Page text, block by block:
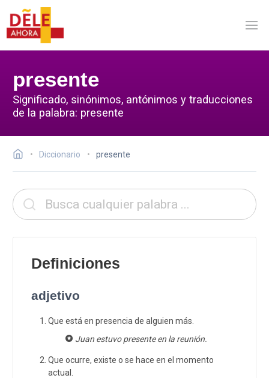
presente
Significado, sinónimos, antónimos y traducciones
de la palabra: presente
Diccionario presente
Definiciones
adjetivo
Que está en presencia de alguien más.
Juan estuvo presente en la reunión.
Que ocurre, existe o se hace en el momento
actual.